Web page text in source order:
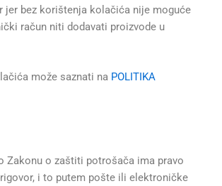
jer bez korištenja kolačića nije moguće
račun niti dodavati proizvode u
može saznati na POLITIKA
Zakonu o zaštiti potrošača ima pravo
i to putem pošte ili elektroničke